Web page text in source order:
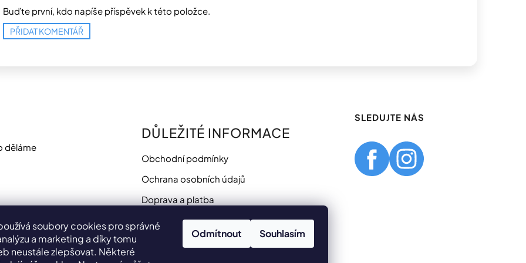
soubory cookies pro správné
a marketing a díky tomu
neustále zlepšovat. Některé
Odmítnout Souhlasím
Buďte první, kdo napíše příspěvek k této položce.
PŘIDAT KOMENTÁŘ
děláme
DŮLEŽITÉ INFORMACE
Obchodní podmínky
Ochrana osobních údajů
Doprava a platba
Potřebujete poradit?
SLEDUJTE NÁS